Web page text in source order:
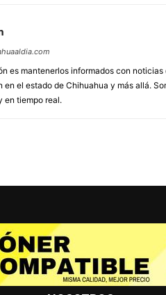
es mantenerlos informados con
en el estado de Chihuahua y más allá.
en tiempo real.